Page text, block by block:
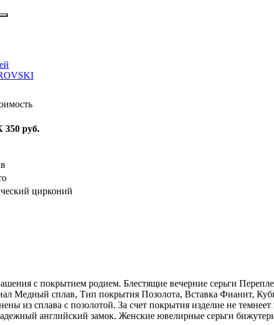
350 руб.
цирконий
с покрытием родием. Блестящие вечерние серьги
Медный сплав, Тип покрытия Позолота, Вставка Фианит,
из сплава с позолотой. За счет покрытия изделие не
английский замок. Женские ювелирные серьги